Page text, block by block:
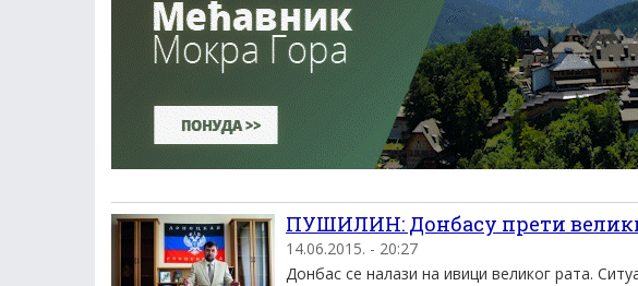
ПУШИЛИН: Донбасу прети
14.06.2015. - 20:27
Донбас се налази на ивици великог рата.